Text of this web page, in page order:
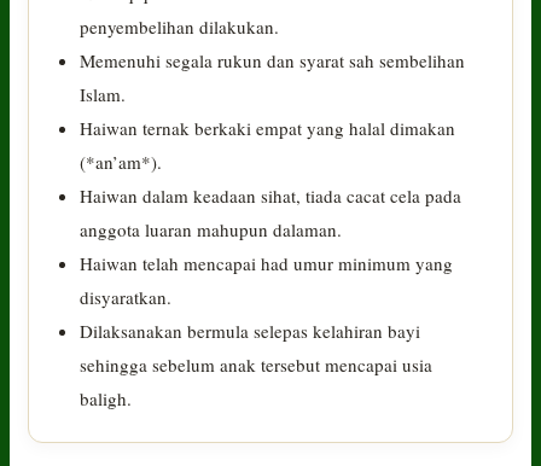
penyembelihan dilakukan.
Memenuhi segala rukun dan syarat sah sembelihan
Islam.
Haiwan ternak berkaki empat yang halal dimakan
(*an’am*).
Haiwan dalam keadaan sihat, tiada cacat cela pada
anggota luaran mahupun dalaman.
Haiwan telah mencapai had umur minimum yang
disyaratkan.
Dilaksanakan bermula selepas kelahiran bayi
sehingga sebelum anak tersebut mencapai usia
baligh.